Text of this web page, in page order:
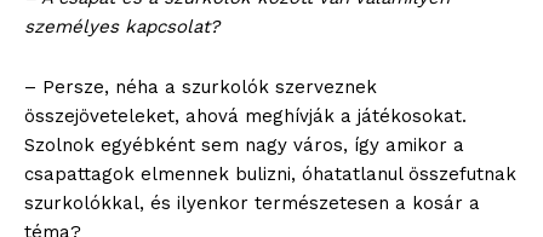
Kapcsolat
Hirdetés
személyes kapcsolat?
– Persze, néha a szurkolók szerveznek
összejöveteleket, ahová meghívják a játékosokat.
Szolnok egyébként sem nagy város, így amikor a
csapattagok elmennek bulizni, óhatatlanul összefutnak
szurkolókkal, és ilyenkor természetesen a kosár a
téma?